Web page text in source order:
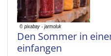
Den Sommer in
einfangen